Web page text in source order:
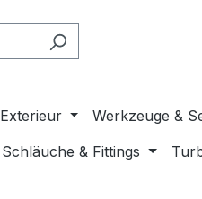
Exterieur
Werkzeuge &
Schläuche & Fittings